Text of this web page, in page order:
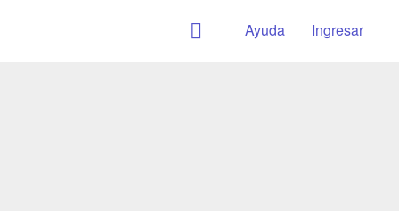
Ingresar
Ayuda